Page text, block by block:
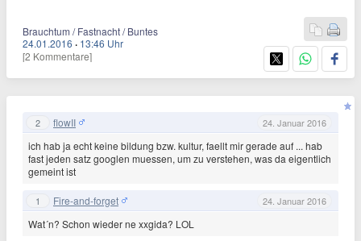
Brauchtum / Fastnacht / Buntes
24.01.2016 · 13:46 Uhr
[2 Kommentare]
2 flowII 24. Januar 2016
ich hab ja echt keine bildung bzw. kultur, faellt mir gerade auf ... hab
fast jeden satz googlen muessen, um zu verstehen, was da eigentlich
gemeint ist
1 Fire-and-forget 24. Januar 2016
Wat´n? Schon wieder ne xxgida? LOL